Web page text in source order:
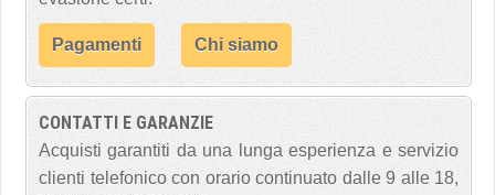
Pagamenti Chi siamo
CONTATTI E GARANZIE
Acquisti garantiti da una lunga esperienza e servizio
clienti telefonico con orario continuato dalle 9 alle 18,